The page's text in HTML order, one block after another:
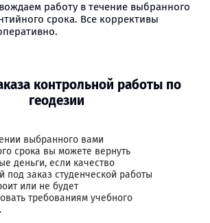
работу в течение выбранного
срока. Все коррективы
контрольной работы по
геодезии
выбранного вами
срока вы можете вернуть
деньги, если качество
под заказ студенческой работы
или не будет
требованиям учебного